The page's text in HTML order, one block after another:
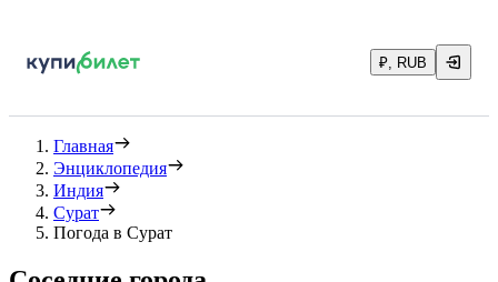
₽, RUB
Главная
Энциклопедия
Индия
Сурат
Погода в Сурат